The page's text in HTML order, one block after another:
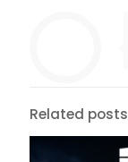
Related posts